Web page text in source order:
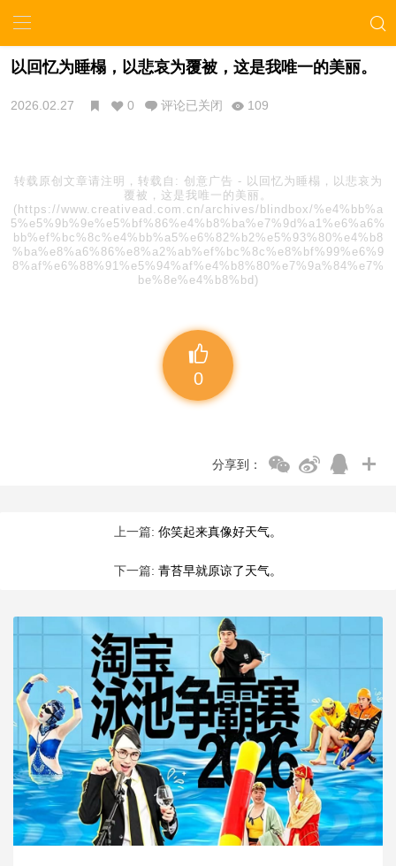
以回忆为睡榻，以悲哀为覆被，这是我唯一的美丽。
2026.02.27 0 评论已关闭 109
转载原创文章请注明，转载自: 创意广告 - 以回忆为睡榻，以悲哀为
覆被，这是我唯一的美丽。
(https://www.creativead.com.cn/archives/blindbox/%e4%bb%a
5%e5%9b%9e%e5%bf%86%e4%b8%ba%e7%9d%a1%e6%a6%
bb%ef%bc%8c%e4%bb%a5%e6%82%b2%e5%93%80%e4%b8
%ba%e8%a6%86%e8%a2%ab%ef%bc%8c%e8%bf%99%e6%9
8%af%e6%88%91%e5%94%af%e4%b8%80%e7%9a%84%e7%
be%8e%e4%b8%bd)
0
分享到：
上一篇: 你笑起来真像好天气。
下一篇: 青苔早就原谅了天气。